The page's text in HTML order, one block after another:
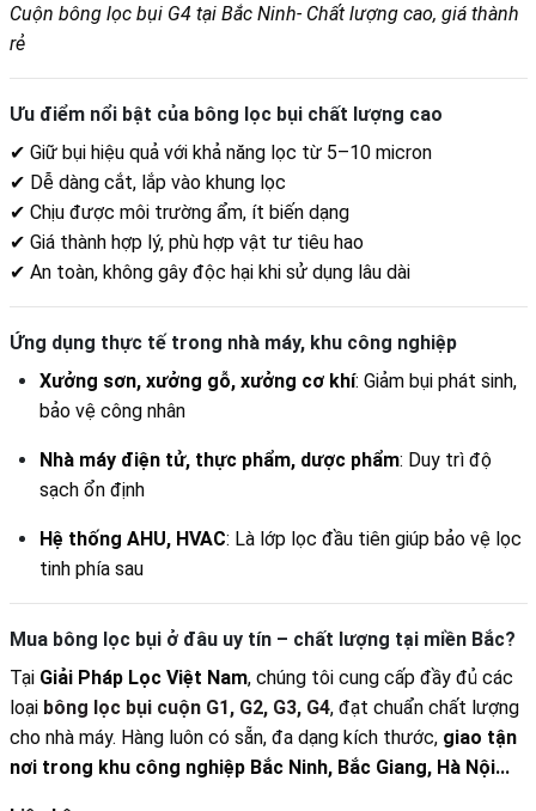
Cuộn bông lọc bụi G4 tại Bắc Ninh- Chất lượng cao, giá thành
rẻ
Ưu điểm nổi bật của bông lọc bụi chất lượng cao
✔ Giữ bụi hiệu quả với khả năng lọc từ 5–10 micron
✔ Dễ dàng cắt, lắp vào khung lọc
✔ Chịu được môi trường ẩm, ít biến dạng
✔ Giá thành hợp lý, phù hợp vật tư tiêu hao
✔ An toàn, không gây độc hại khi sử dụng lâu dài
Ứng dụng thực tế trong nhà máy, khu công nghiệp
Xưởng sơn, xưởng gỗ, xưởng cơ khí: Giảm bụi phát sinh,
bảo vệ công nhân
Nhà máy điện tử, thực phẩm, dược phẩm: Duy trì độ
sạch ổn định
Hệ thống AHU, HVAC: Là lớp lọc đầu tiên giúp bảo vệ lọc
tinh phía sau
Mua bông lọc bụi ở đâu uy tín – chất lượng tại miền Bắc?
Tại Giải Pháp Lọc Việt Nam, chúng tôi cung cấp đầy đủ các
loại bông lọc bụi cuộn G1, G2, G3, G4, đạt chuẩn chất lượng
cho nhà máy. Hàng luôn có sẵn, đa dạng kích thước, giao tận
nơi trong khu công nghiệp Bắc Ninh, Bắc Giang, Hà Nội...